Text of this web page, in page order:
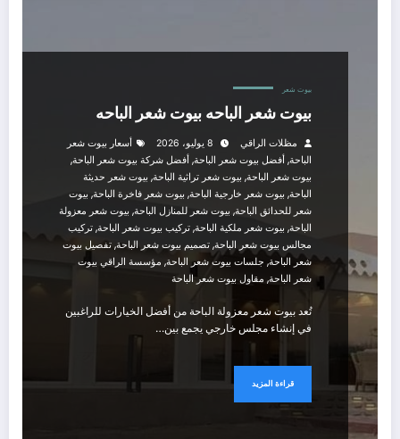
بيوت شعر
بيوت شعر الباحه بيوت شعر الباحه
مظلات الراقي 8 يوليو، 2026
أسعار بيوت شعر
الباحة, أفضل بيوت شعر الباحة, أفضل شركة بيوت شعر الباحة,
بيوت شعر الباحة, بيوت شعر تراثية الباحة, بيوت شعر حديثة
الباحة, بيوت شعر خارجية الباحة, بيوت شعر فاخرة الباحة, بيوت
شعر للحدائق الباحة, بيوت شعر للمنازل الباحة, بيوت شعر معزولة
الباحة, بيوت شعر ملكية الباحة, تركيب بيوت شعر الباحة, تركيب
مجالس بيوت شعر الباحة, تصميم بيوت شعر الباحة, تفصيل بيوت
شعر الباحة, جلسات بيوت شعر الباحة, مؤسسة الراقي بيوت
شعر الباحة, مقاول بيوت شعر الباحة
تُعد بيوت شعر معزولة الباحة من أفضل الخيارات للراغبين
في إنشاء مجلس خارجي يجمع بين…
قراءة المزيد